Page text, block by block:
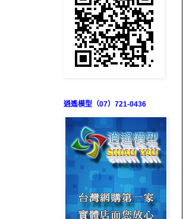
逍遙模型（07）721-0436